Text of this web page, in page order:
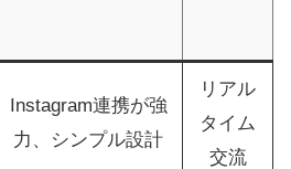
Instagram連携が強
力、シンプル設計
リアル
タイム
交流